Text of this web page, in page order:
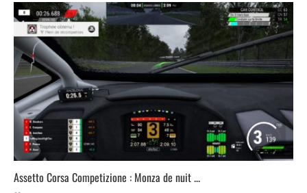
Assetto Corsa Competizione : Monza de nuit ...